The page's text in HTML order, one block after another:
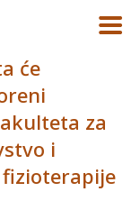
će
za
i